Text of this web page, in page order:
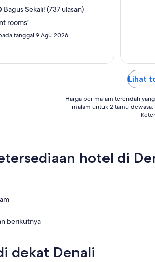
29
Bagus Sekali! (737 ulasan)
rooms"
tanggal 9 Agu 2026
Lihat
Harga per malam terendah
malam untuk 2 tamu
hotel di
berikutnya
dekat Denali